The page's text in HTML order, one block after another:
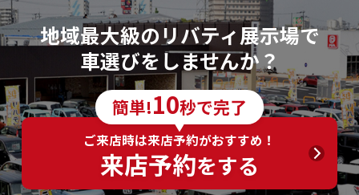
地域最大級のリバティ展示場で
車選びをしませんか？
簡単!10秒で完了
ご来店時は来店予約がおすすめ！
来店予約をする